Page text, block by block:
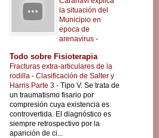
la situación del
Municipio en
epoca de
arenavirus -
Todo sobre Fisioterapia
Fracturas extra-articulares de la
rodilla - Clasificación de Salter y
Harris Parte 3 - Tipo V. Se trata de
un traumatismo fisario por
compresión cuya existencia es
controvertida. El diagnóstico es
siempre retrospectivo por la
aparición de ci...